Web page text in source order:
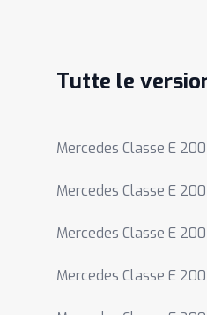
Tutte le
Mercedes Classe E
Mercedes Classe E
Mercedes Classe E
Mercedes Classe E